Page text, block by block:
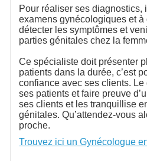
Pour réaliser ses
examens gynécologiques et
détecter les symptômes et
parties génitales chez la
Ce spécialiste doit présenter
patients dans la durée, c’est
confiance avec ses clients.
ses patients et faire preuve
ses clients et les tranquillise
génitales. Qu’attendez-vous
proche.
Trouvez ici un Gynécologue